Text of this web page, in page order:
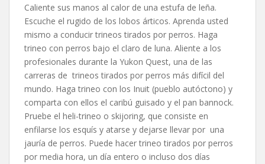
Caliente sus manos al calor de una estufa de leña.
Escuche el rugido de los lobos árticos. Aprenda usted
mismo a conducir trineos tirados por perros. Haga
trineo con perros bajo el claro de luna. Aliente a los
profesionales durante la Yukon Quest, una de las
carreras de trineos tirados por perros más difícil del
mundo. Haga trineo con los Inuit (pueblo autóctono) y
comparta con ellos el caribú guisado y el pan bannock.
Pruebe el heli-trineo o skijoring, que consiste en
enfilarse los esquís y atarse y dejarse llevar por una
jauría de perros. Puede hacer trineo tirados por perros
por media hora, un día entero o incluso dos días